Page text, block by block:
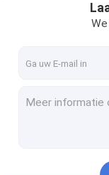
Plastic